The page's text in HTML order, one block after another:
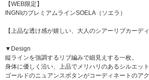
【WEB限定】
INGNIのプレミアムラインSOELA（ソエラ）
【上品な透け感が嬉しい、大人のシアーリブカーディ
▼Design
縦ラインを強調するリブ編みで細見えする一枚。
身体に優しく沿い、上品でメリハリのあるシルエット
ゴールドのニュアンスボタンがコーディネートのア